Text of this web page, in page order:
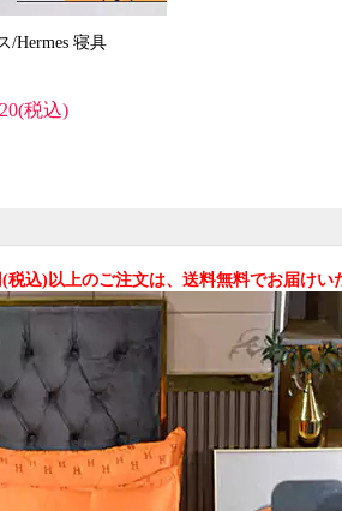
ブランド エルメス/Hermes 寝具
税込)
込)以上のご注文は、送料無料でお届けい